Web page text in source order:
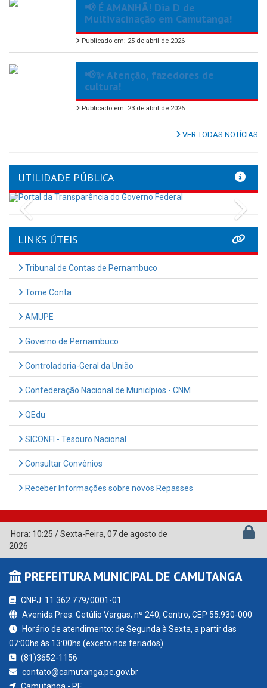
📢 É AMANHÃ! Dia D de
Multivacinação em Camutanga!
Publicado em: 25 de abril de 2026
📢✨ Atenção, fazedores de
cultura!
Publicado em: 23 de abril de 2026
VER TODAS NOTÍCIAS
UTILIDADE PÚBLICA
Previous
LINKS ÚTEIS
Tribunal de Contas de Pernambuco
Tome Conta
AMUPE
Governo de Pernambuco
Controladoria-Geral da União
Confederação Nacional de Municípios - CNM
QEdu
SICONFI - Tesouro Nacional
Consultar Convênios
Receber Informações sobre novos Repasses
Hora: 10:25 /Sexta-Feira, 07 de agosto de
2026
PREFEITURA MUNICIPAL DE CAMUTANGA
CNPJ: 11.362.779/0001-01
Avenida Pres. Getúlio Vargas, nº 240, Centro, CEP 55.930-000
Horário de atendimento: de Segunda à Sexta, a partir das
07:00hs às 13:00hs (exceto nos feriados)
(81)3652-1156
contato@camutanga.pe.gov.br